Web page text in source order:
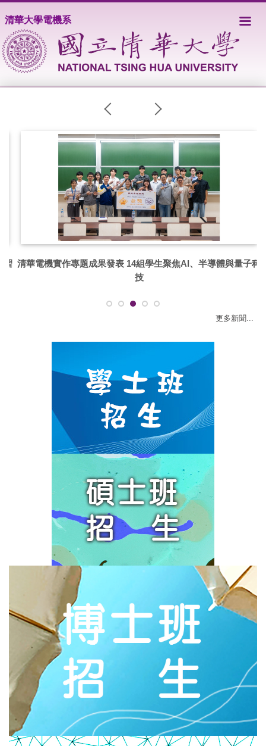
到
主
要
內
容
清華大學電機系
清華電機實作專題成果發表 14組學生聚焦AI、半導體與量子科
技
更多新聞...